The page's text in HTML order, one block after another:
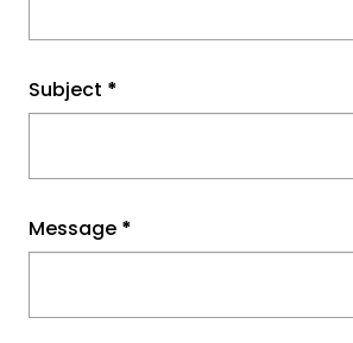
Subject *
Message *